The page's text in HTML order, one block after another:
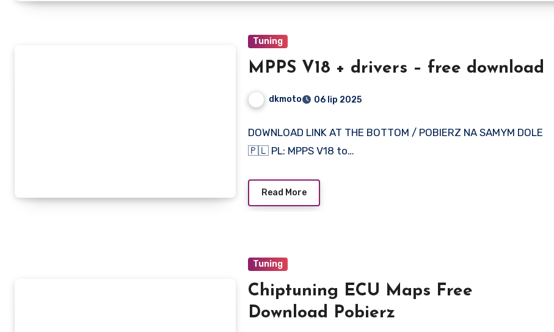
Tuning
MPPS V18 + drivers – free download
dkmoto 06 lip 2025
DOWNLOAD LINK AT THE BOTTOM / POBIERZ NA SAMYM DOLE
🇵🇱 PL: MPPS V18 to…
Read More
Tuning
Chiptuning ECU Maps Free
Download Pobierz